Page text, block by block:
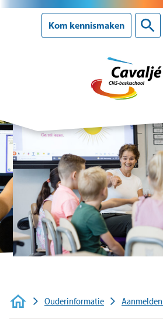
Kom kennismaken
Onze school
Ons onderwijs
Ouderinformatie
Nieuws
Agenda
Contact Ouderinformatie